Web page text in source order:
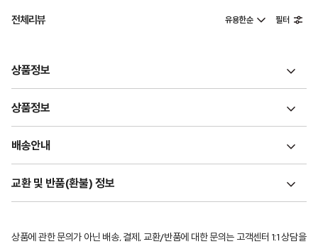
전체리뷰 유용한순 필터
상품정보
상품정보
배송안내
교환 및 반품(환불) 정보
상품에 관한 문의가 아닌 배송, 결제, 교환/반품에 대한 문의는 고객센터 1:1 상담을